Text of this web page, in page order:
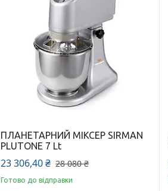
ПЛАНЕТАРНИЙ МІКСЕР SIRMAN
PLUTONE 7 Lt
23 306,40 ₴ 28 080 ₴
Готово до відправки